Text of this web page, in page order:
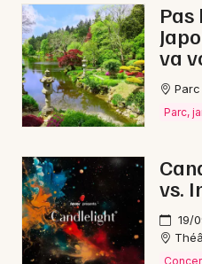
Newsletter des sorties
Actus à Pornic
Magazine à Pornic
va
Parc,
vs.
19/